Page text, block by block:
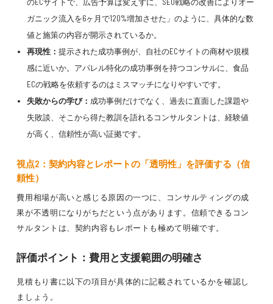
ガニック流入を6ヶ月で120%増加させた」のように、具体的な数
値と施策の内容が開示されているか。
再現性： 提示された成功事例が、自社のECサイトの商材や規模
感に近いか。アパレル特化の成功事例を持つコンサルに、食品
ECの戦略を依頼するのはミスマッチになりやすいです。
失敗からの学び： 成功事例だけでなく、過去に直面した課題や
失敗談、そこから得た教訓を語れるコンサルタントは、経験値
が高く、信頼性が高い証拠です。
視点2：契約内容とレポートの「透明性」を評価する（信
頼性）
費用相場が高いと感じる原因の一つに、コンサルティングの成
果が不透明になりがちだという点があります。信頼できるコン
サルタントは、契約内容もレポートも極めて明確です。
評価ポイント：費用と支援範囲の明確さ
見積もり書に以下の項目が具体的に記載されているかを確認し
ましょう。